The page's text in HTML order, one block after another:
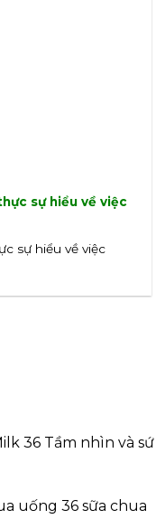
sự hiểu về việc
sự hiểu về việc
36 Tầm nhìn và sứ
uống 36 sữa chua